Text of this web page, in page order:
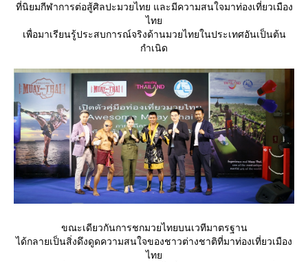
ที่นิยมกีฬาการต่อสู้ศิลปะมวยไทย และมีความสนใจมาท่องเที่ยวเมือง
ไท
เพื่อมาเรียนรู้ประสบการณ์จริงด้านมวยไทยในประเทศอันเป็นต้น
กำเนิด
ขณะเดียวกันการชกมวยไทยบนเวทีมาตรฐาน
ได้กลายเป็นสิ่งดึงดูดความสนใจของชาวต่างชาติที่มาท่องเที่ยวเมือง
ไท